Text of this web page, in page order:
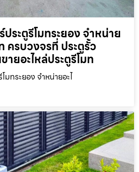
ระตูรีโมทระยอง จำหน่าย
ครบวงจรที่ ประตูรั้ว
ยอะไหล่ประตูรีโมท
มทระยอง จำหน่ายอะไ